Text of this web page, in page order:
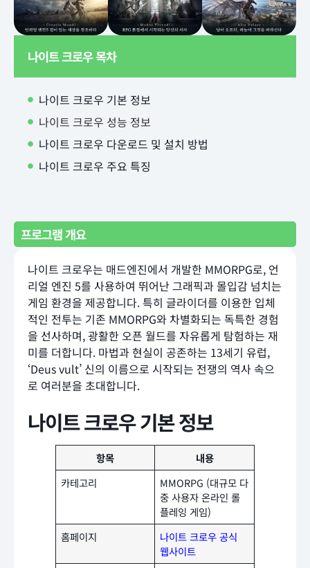
나이트 크로우 목차
나이트 크로우 기본 정보
나이트 크로우 성능 정보
나이트 크로우 다운로드 및 설치 방법
나이트 크로우 주요 특징
프로그램 개요
나이트 크로우는 매드엔진에서 개발한 MMORPG로, 언
리얼 엔진 5를 사용하여 뛰어난 그래픽과 몰입감 넘치는
게임 환경을 제공합니다. 특히 글라이더를 이용한 입체
적인 전투는 기존 MMORPG와 차별화되는 독특한 경험
을 선사하며, 광활한 오픈 월드를 자유롭게 탐험하는 재
미를 더합니다. 마법과 현실이 공존하는 13세기 유럽,
‘Deus vult’ 신의 이름으로 시작되는 전쟁의 역사 속으
로 여러분을 초대합니다.
나이트 크로우기본 정보
항목
내용
카테고리
MMORPG (대규모 다
중 사용자 온라인 롤
플레잉 게임)
홈페이지
나이트 크로우 공식
웹사이트